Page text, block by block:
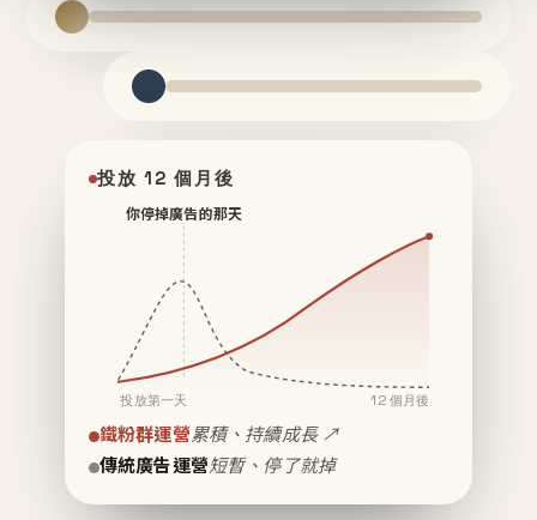
投放 12 個月後
你停掉廣告的那天
投放第一天 12 個月後
鐵粉群運營累積、持續成長 ↗
傳統廣告運營短暫、停了就掉